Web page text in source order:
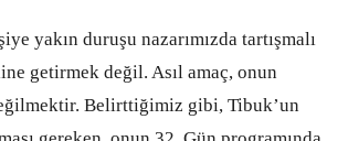
yakın duruşu nazarımızda tartışmalı
getirmek değil. Asıl amaç, onun
Belirttiğimiz gibi, Tibuk’un